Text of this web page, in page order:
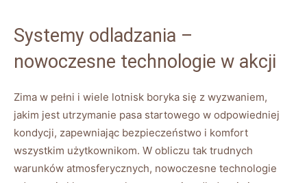
Systemy odladzania –
nowoczesne technologie w akcji
Zima w pełni​ i wiele ​lotnisk boryka się z wyzwaniem,
⁤jakim jest utrzymanie pasa‌ startowego ‌w odpowiedniej
‌kondycji, zapewniając bezpieczeństwo i ⁤komfort
wszystkim użytkownikom. W obliczu tak⁢ trudnych
warunków atmosferycznych, nowoczesne technologie